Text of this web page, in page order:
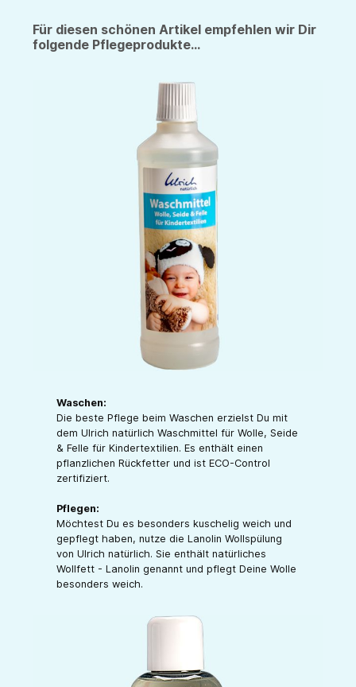
Für diesen schönen Artikel empfehlen wir Dir
folgende Pflegeprodukte...
Waschen:
Die beste Pflege beim Waschen erzielst Du mit
dem Ulrich natürlich Waschmittel für Wolle, Seide
& Felle für Kindertextilien. Es enthält einen
pflanzlichen Rückfetter und ist ECO-Control
zertifiziert.
Pflegen:
Möchtest Du es besonders kuschelig weich und
gepflegt haben, nutze die Lanolin Wollspülung
von Ulrich natürlich. Sie enthält natürliches
Wollfett - Lanolin genannt und pflegt Deine Wolle
besonders weich.